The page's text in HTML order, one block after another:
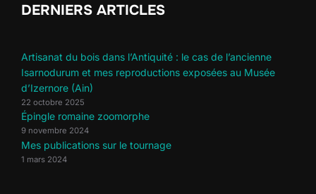
DERNIERS ARTICLES
Artisanat du bois dans l’Antiquité : le cas de l’ancienne
Isarnodurum et mes reproductions exposées au Musée
d’Izernore (Ain)
22 octobre 2025
Épingle romaine zoomorphe
9 novembre 2024
Mes publications sur le tournage
1 mars 2024